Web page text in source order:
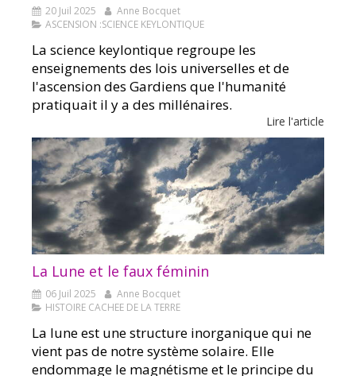
20 Juil 2025
Anne Bocquet
ASCENSION :SCIENCE KEYLONTIQUE
La science keylontique regroupe les
enseignements des lois universelles et de
l'ascension des Gardiens que l'humanité
pratiquait il y a des millénaires.
Lire l'article
La Lune et le faux féminin
06 Juil 2025
Anne Bocquet
HISTOIRE CACHEE DE LA TERRE
La lune est une structure inorganique qui ne
vient pas de notre système solaire. Elle
endommage le magnétisme et le principe du